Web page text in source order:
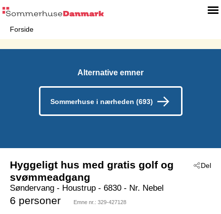
Forside
Alternative emner
Sommerhuse i nærheden (693)
Del
Hyggeligt hus med gratis golf og
svømmeadgang
Søndervang - Houstrup - 6830 - Nr. Nebel
6 personer Emne nr.: 329-427128